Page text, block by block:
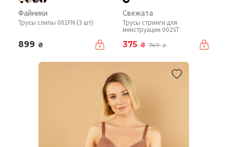
Файники
Трусы слипы 001FN (3 шт)
899 ₴
Свежата
Трусы стринги для
менструации 002ST
375 ₴ 749₴